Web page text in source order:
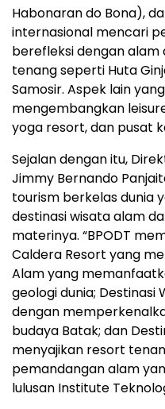
Habonaran do Bona),
internasional mencari
berefleksi dengan alam
tenang seperti Huta
Samosir. Aspek lain
mengembangkan
yoga resort, dan pusat
Sejalan dengan itu,
Jimmy Bernando
tourism berkelas dunia
destinasi wisata alam
materinya. “BPODT
Caldera Resort yang
Alam yang
geologi dunia; Destinasi
dengan
budaya Batak; dan
menyajikan resort
pemandangan alam
lulusan Institute